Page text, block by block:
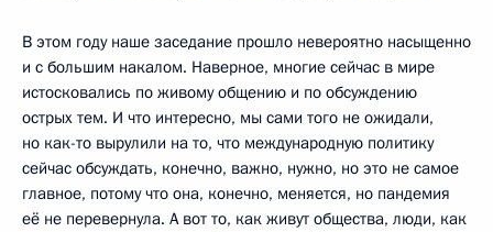
В этом году наше заседание прошло невероятно насыщенно
и с большим накалом. Наверное, многие сейчас в мире
истосковались по живому общению и по обсуждению
острых тем. И что интересно, мы сами того не ожидали,
но как-то вырулили на то, что международную политику
сейчас обсуждать, конечно, важно, нужно, но это не самое
главное, потому что она, конечно, меняется, но пандемия
её не перевернула. А вот то, как живут общества, люди, как